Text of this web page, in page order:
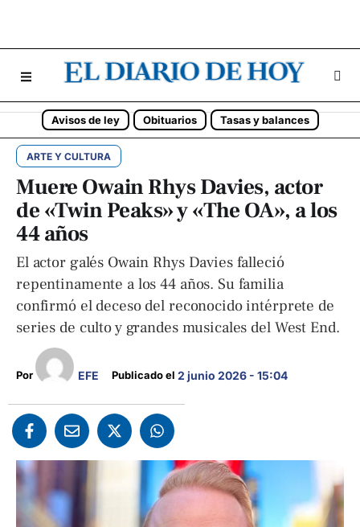
Avisos de ley Obituarios Tasas y balances
ARTE Y CULTURA
Muere Owain Rhys Davies, actor
de «Twin Peaks» y «The OA», a los
44 años
El actor galés Owain Rhys Davies falleció
repentinamente a los 44 años. Su familia
confirmó el deceso del reconocido intérprete de
series de culto y grandes musicales del West End.
Por EFE Publicado el 2 junio 2026 - 15:04